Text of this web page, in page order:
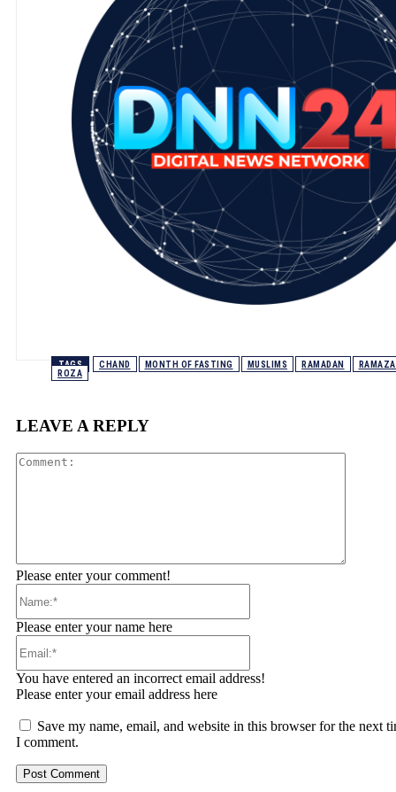
TAGS CHAND MONTH OF FASTING MUSLIMS RAMADAN
ROZA
LEAVE A REPLY
Please enter your comment!
Please enter your name here
You have entered an incorrect email address!
Please enter your email address here
Save my name, email, and website in this browser for the next
I comment.